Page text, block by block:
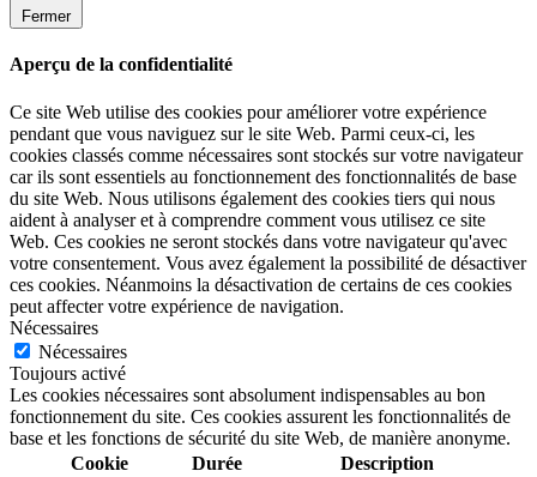
Fermer
Aperçu de la confidentialité
Ce site Web utilise des cookies pour améliorer votre expérience
pendant que vous naviguez sur le site Web. Parmi ceux-ci, les
cookies classés comme nécessaires sont stockés sur votre navigateur
car ils sont essentiels au fonctionnement des fonctionnalités de base
du site Web. Nous utilisons également des cookies tiers qui nous
aident à analyser et à comprendre comment vous utilisez ce site
Web. Ces cookies ne seront stockés dans votre navigateur qu'avec
votre consentement. Vous avez également la possibilité de désactiver
ces cookies. Néanmoins la désactivation de certains de ces cookies
peut affecter votre expérience de navigation.
Nécessaires
Nécessaires
Toujours activé
Les cookies nécessaires sont absolument indispensables au bon
fonctionnement du site. Ces cookies assurent les fonctionnalités de
base et les fonctions de sécurité du site Web, de manière anonyme.
Cookie
Durée Description